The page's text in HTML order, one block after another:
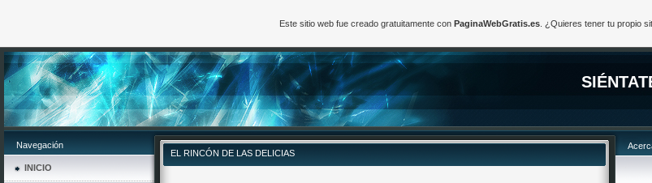
Navegación
INICIO
EL RINCÓN DE LAS DELICIAS
Este sitio web fue creado gratuitamente con PaginaWebGratis.es. ¿Quieres tener tu propio